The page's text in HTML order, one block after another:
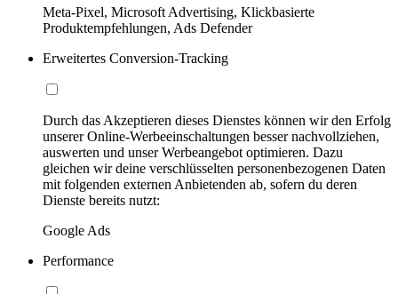
Meta-Pixel, Microsoft Advertising, Klickbasierte
Produktempfehlungen, Ads Defender
Erweitertes Conversion-Tracking
Durch das Akzeptieren dieses Dienstes können wir den Erfolg
unserer Online-Werbeeinschaltungen besser nachvollziehen,
auswerten und unser Werbeangebot optimieren. Dazu
gleichen wir deine verschlüsselten personenbezogenen Daten
mit folgenden externen Anbietenden ab, sofern du deren
Dienste bereits nutzt:
Google Ads
Performance